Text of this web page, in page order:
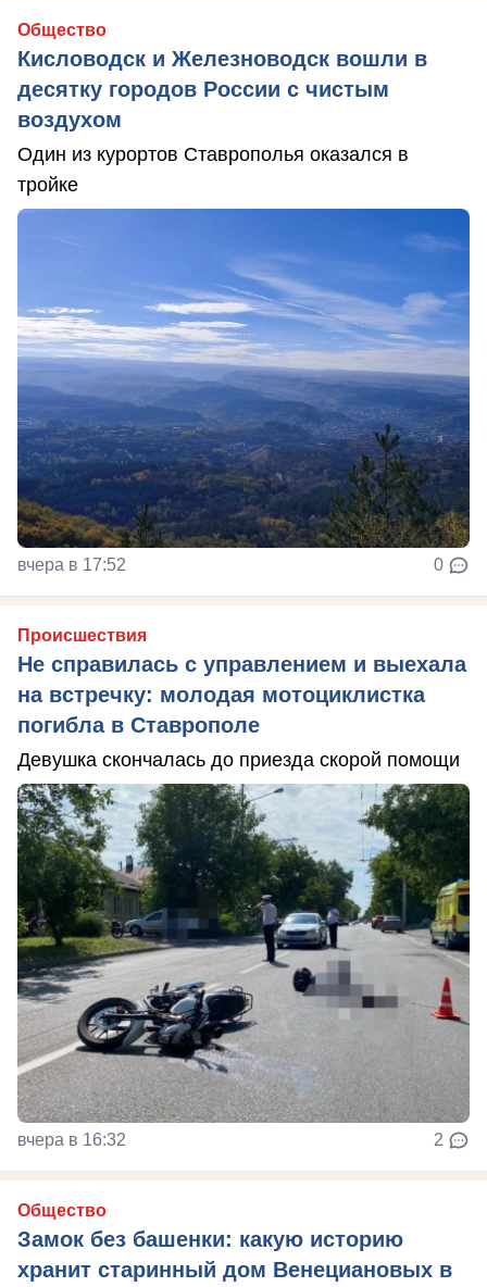
Общество
Кисловодск и Железноводск вошли в
десятку городов России с чистым
воздухом
Один из курортов Ставрополья оказался в
тройке
вчера в 17:52 0
Происшествия
Не справилась с управлением и выехала
на встречку: молодая мотоциклистка
погибла в Ставрополе
Девушка скончалась до приезда скорой помощи
вчера в 16:32 2
Общество
Замок без башенки: какую историю
хранит старинный дом Венециановых в